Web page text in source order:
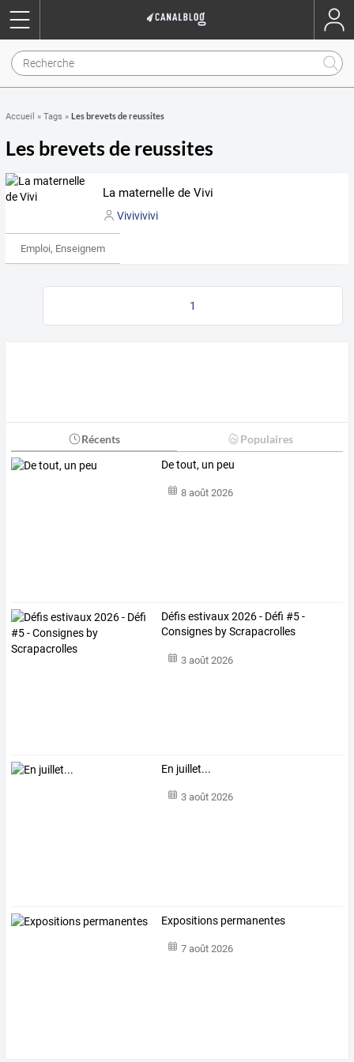
Accueil » Tags » Les brevets de reussites
Les brevets de reussites
La maternelle de Vivi
Vivivivivi
Emploi, Enseignement & Etudes
1
Récents Populaires
De tout, un peu
8 août 2026
Défis estivaux 2026 - Défi #5 -
Consignes by Scrapacrolles
3 août 2026
En juillet...
3 août 2026
Expositions permanentes
7 août 2026